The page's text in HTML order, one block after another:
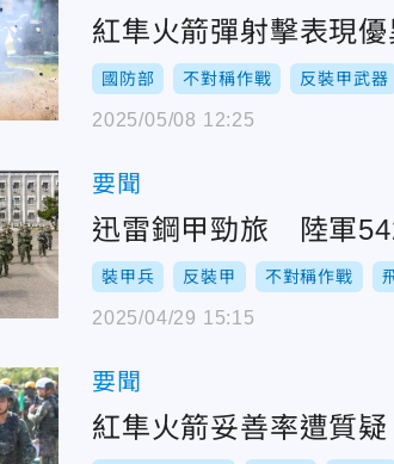
紅隼火箭彈射擊表現
國防部 不對稱作戰 反裝甲武器
2025/05/08 12:25
要聞
迅雷鋼甲勁旅 陸軍
裝甲兵 反裝甲 不對稱作戰
2025/04/29 15:15
要聞
紅隼火箭妥善率遭質